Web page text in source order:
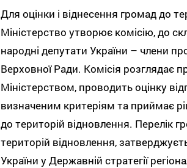
Для оцінки і віднесення громад до
Міністерство утворює комісію, до
народні депутати України – члени
Верховної Ради. Комісія розглядає
Міністерством, проводить оцінку
визначеним критеріям та приймає
до територій відновлення. Перелік
територій відновлення,
України у Державній стратегії